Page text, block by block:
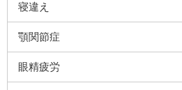
寝違え
顎関節症
眼精疲労